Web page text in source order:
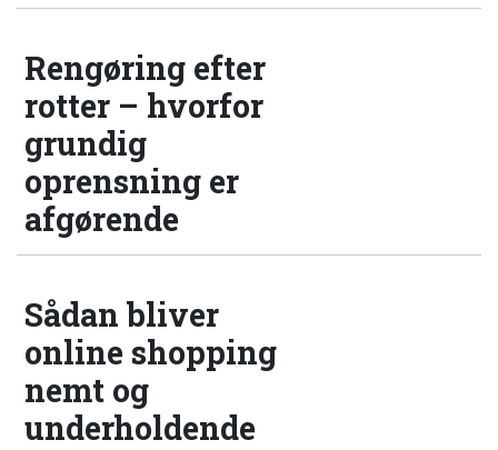
Rengøring efter
rotter – hvorfor
grundig
oprensning er
afgørende
Sådan bliver
online shopping
nemt og
underholdende